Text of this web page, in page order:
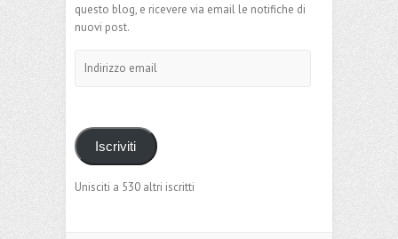
questo blog, e ricevere via email le notifiche di
nuovi post.
email
Iscriviti
Unisciti a 530 altri iscritti